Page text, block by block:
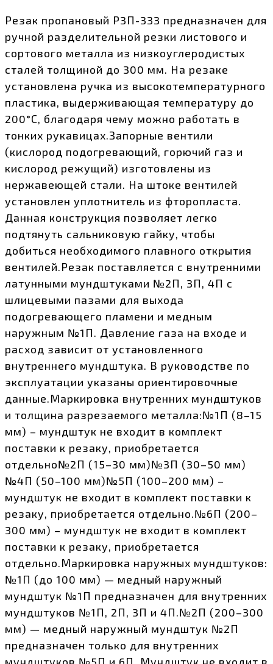
Резак пропановый Р3П-333 предназначен для
ручной разделительной резки листового и
сортового металла из низкоуглеродистых
сталей толщиной до 300 мм. На резаке
установлена ручка из высокотемпературного
пластика, выдерживающая температуру до
200°С, благодаря чему можно работать в
тонких рукавицах.Запорные вентили
(кислород подогревающий, горючий газ и
кислород режущий) изготовлены из
нержавеющей стали. На штоке вентилей
установлен уплотнитель из фторопласта.
Данная конструкция позволяет легко
подтянуть сальниковую гайку, чтобы
добиться необходимого плавного открытия
вентилей.Резак поставляется с внутренними
латунными мундштуками №2П, 3П, 4П с
шлицевыми пазами для выхода
подогревающего пламени и медным
наружным №1П. Давление газа на входе и
расход зависит от установленного
внутреннего мундштука. В руководстве по
эксплуатации указаны ориентировочные
данные.Маркировка внутренних мундштуков
и толщина разрезаемого металла:№1П (8–15
мм) – мундштук не входит в комплект
поставки к резаку, приобретается
отдельно№2П (15–30 мм)№3П (30–50 мм)
№4П (50–100 мм)№5П (100–200 мм) –
мундштук не входит в комплект поставки к
резаку, приобретается отдельно.№6П (200–
300 мм) – мундштук не входит в комплект
поставки к резаку, приобретается
отдельно.Маркировка наружных мундштуков:
№1П (до 100 мм) — медный наружный
мундштук №1П предназначен для внутренних
мундштуков №1П, 2П, 3П и 4П.№2П (200–300
мм) — медный наружный мундштук №2П
предназначен только для внутренних